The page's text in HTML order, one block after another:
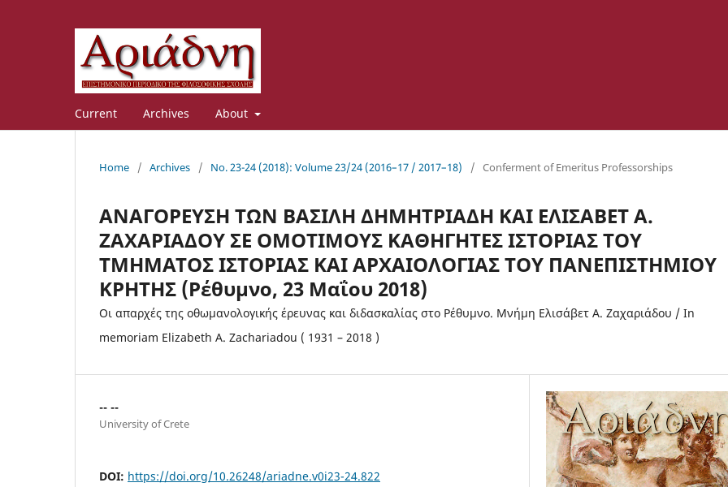
Current Archives About
Home / Archives / No. 23-24 (2018): Volume 23/24 (2016–17 / 2017–18) / Conferment of Emeritus Professorships
ΑΝΑΓΟΡΕΥΣΗ ΤΩΝ ΒΑΣΙΛΗ ΔΗΜΗΤΡΙΑΔΗ ΚΑΙ ΕΛΙΣΑΒΕΤ Α.
ΖΑΧΑΡΙΑΔΟΥ ΣΕ ΟΜΟΤΙΜΟΥΣ ΚΑΘΗΓΗΤΕΣ ΙΣΤΟΡΙΑΣ ΤΟΥ
ΤΜΗΜΑΤΟΣ ΙΣΤΟΡΙΑΣ ΚΑΙ ΑΡΧΑΙΟΛΟΓΙΑΣ ΤΟΥ ΠΑΝΕΠΙΣΤΗΜΙΟΥ
ΚΡΗΤΗΣ (Ρέθυμνο, 23 Μαΐου 2018)
Οι απαρχές της οθωμανολογικής έρευνας και διδασκαλίας στο Ρέθυμνο. Μνήμη Ελισάβετ Α. Ζαχαριάδου / In
memoriam Elizabeth A. Zachariadou ( 1931 – 2018 )
-- --
University of Crete
DOI: https://doi.org/10.26248/ariadne.v0i23-24.822